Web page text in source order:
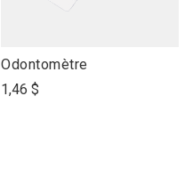
link
to
Odontomètre
1,46 $